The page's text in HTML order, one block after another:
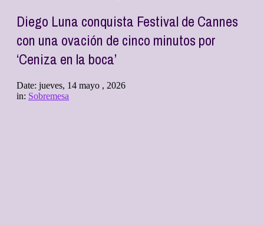
Diego Luna conquista Festival de Cannes
con una ovación de cinco minutos por
‘Ceniza en la boca’
Date: jueves, 14 mayo , 2026
in: Sobremesa